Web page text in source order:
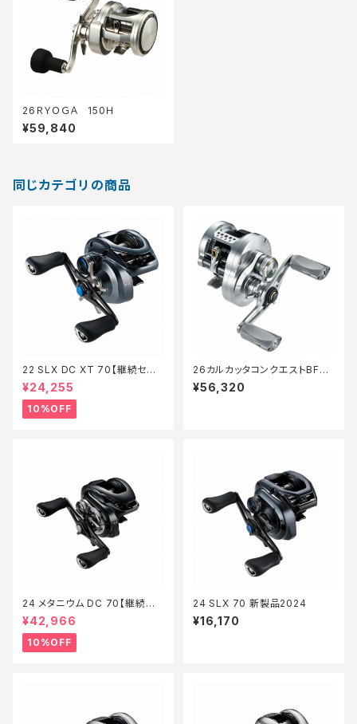
26ＲＹＯＧＡ 150Ｈ
¥59,840
同じカテゴリの商品
22 SLX DC XT 70【継続セー
ル_リール】【10】
¥24,255
10%OFF
26カルカッタコンクエストBFS
LTD XG L
¥56,320
24 メタニウム DC 70【継続セ
ール_リール】【10】
¥42,966
10%OFF
24 SLX 70 新製品2024
¥16,170